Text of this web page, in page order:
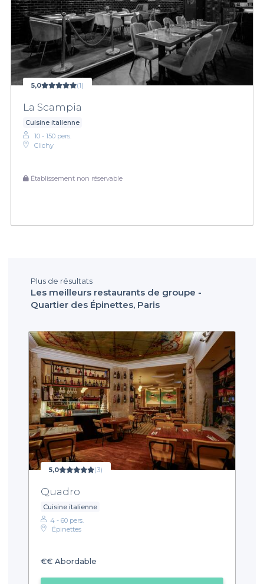
5,0 (1)
La Scampia
Cuisine italienne
10 - 150 pers.
Clichy
Établissement non réservable
Plus de résultats
Les meilleurs restaurants de groupe -
Quartier des Épinettes, Paris
5,0 (3)
Quadro
Cuisine italienne
4 - 60 pers.
Épinettes
€€ Abordable